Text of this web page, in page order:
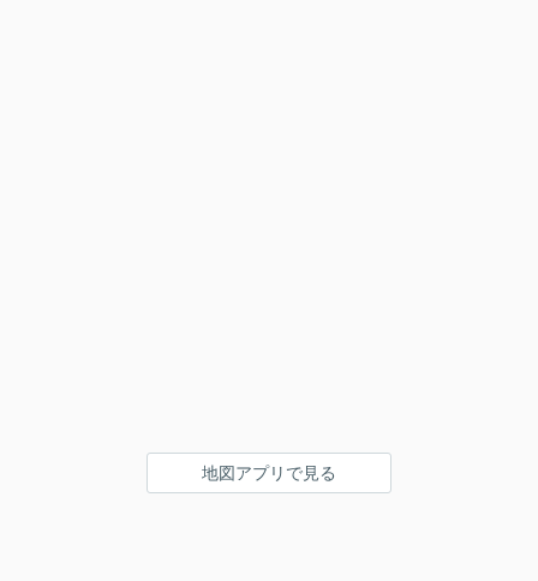
地図アプリで見る